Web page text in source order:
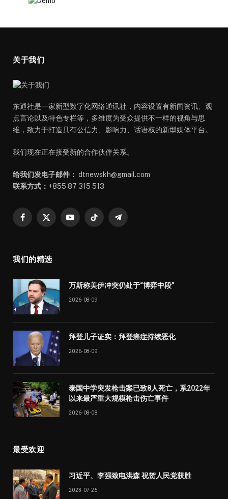
关于我们
东通社是一家新型数字化网络通讯社，内容设置有新闻资讯、观
点言论以及特色专栏等，多维度为受众提供不一样的视角与思
维，致力于打造具有公信力、影响力、话语权的新型媒体平台。
我们现在正在接受新的合作伙伴关系。
给我们发电子邮件： dtnewskh@gmail.com
联系方式： +855 87 315 513
Facebook
X
YouTubeTikTok Telegram
我们的精选
万斯称美伊冲突仍处于“博弈中段”
2026-08-09
拜登儿子证实：拜登癌症持续恶化
2026-08-09
泰国中学突发枪击案已致8人死亡，系2022年
以来最严重大规模枪击伤亡事件
2026-08-08
最受欢迎
习近平、李强致电洪森 祝贺人民党获胜
2023-07-25